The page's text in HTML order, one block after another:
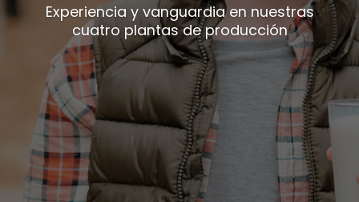
Experiencia y vanguardia en nuestras
cuatro plantas de producción